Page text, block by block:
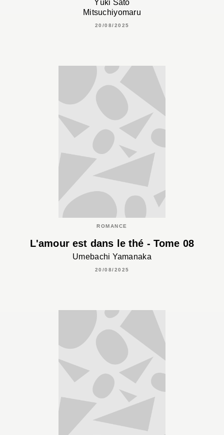
Yûki Satô
Mitsuchiyomaru
20/08/2025
ROMANCE
L'amour est dans le thé - Tome 08
Umebachi Yamanaka
20/08/2025